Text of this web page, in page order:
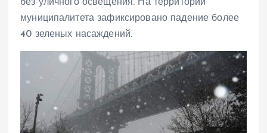
без уличного освещения. На территории
муниципалитета зафиксировано падение более
40 зеленых насаждений.